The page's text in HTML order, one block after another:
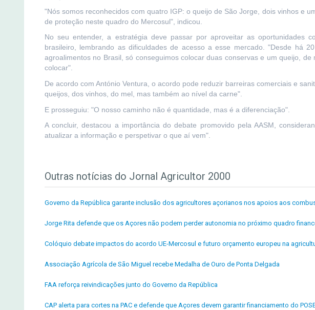
"Nós somos reconhecidos com quatro IGP: o queijo de São Jorge, dois vinhos e
de proteção neste quadro do Mercosul", indicou.
No seu entender, a estratégia deve passar por aproveitar as oportunidades
brasileiro, lembrando as dificuldades de acesso a esse mercado. "Desde há
agroalimentos no Brasil, só conseguimos colocar duas conservas e um queijo,
colocar".
De acordo com António Ventura, o acordo pode reduzir barreiras comerciais e
queijos, dos vinhos, do mel, mas também ao nível da carne".
E prosseguiu: "O nosso caminho não é quantidade, mas é a diferenciação".
A concluir, destacou a importância do debate promovido pela AASM,
atualizar a informação e perspetivar o que aí vem".
Outras notícias do Jornal Agricultor 2000
Governo da República garante inclusão dos agricultores açorianos nos apoios aos
Jorge Rita defende que os Açores não podem perder autonomia no próximo quadro
Colóquio debate impactos do acordo UE-Mercosul e futuro orçamento europeu na
Associação Agrícola de São Miguel recebe Medalha de Ouro de Ponta Delgada
FAA reforça reivindicações junto do Governo da República
CAP alerta para cortes na PAC e defende que Açores devem garantir financiamento do